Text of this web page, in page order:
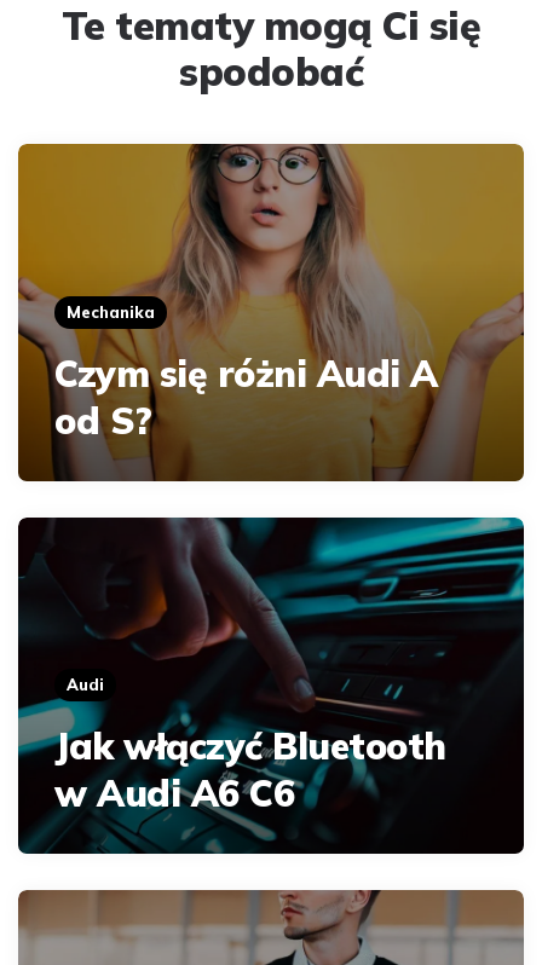
Te tematy mogą Ci się
spodobać
Mechanika
Czym się różni Audi A
od S?
Audi
Jak włączyć Bluetooth
w Audi A6 C6